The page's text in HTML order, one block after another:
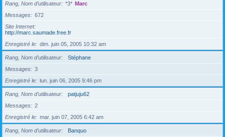
Rang, Nom d’utilisateur *3* Marc
Messages
672
Site Internet
http://marc.saumade.free.fr
Enregistré le
dim. juin 05, 2005 10:32 am
Rang, Nom d’utilisateur
Stéphane
Messages
3
Enregistré le
lun. juin 06, 2005 9:46 pm
Rang, Nom d’utilisateur
patjuju62
Messages
2
Enregistré le
mar. juin 07, 2005 6:42 am
Rang, Nom d’utilisateur
Banquo